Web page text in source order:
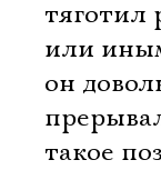
тяготил
или
он
такое